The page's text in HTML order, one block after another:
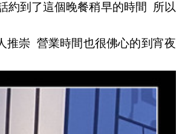
約到了這個晚餐稍早的時間 所以
推崇 營業時間也很佛心的到宵夜